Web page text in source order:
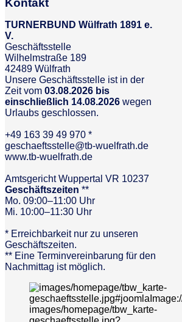
Kontakt
TURNERBUND Wülfrath 1891 e.
V.
Geschäftsstelle
Wilhelmstraße 189
42489 Wülfrath
Unsere Geschäftsstelle ist in der
Zeit vom 03.08.2026 bis
einschließlich 14.08.2026 wegen
Urlaubs geschlossen.
+49 163 39 49 970 *
geschaeftsstelle@tb-wuelfrath.de
www.tb-wuelfrath.de
Amtsgericht Wuppertal VR 10237
Geschäftszeiten **
Mo. 09:00–11:00 Uhr
Mi. 10:00–11:30 Uhr
* Erreichbarkeit nur zu unseren
Geschäftszeiten.
** Eine Terminvereinbarung für den
Nachmittag ist möglich.